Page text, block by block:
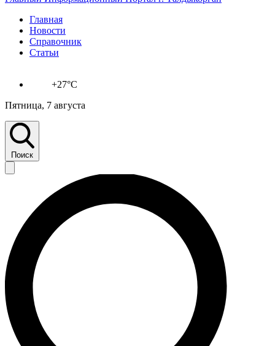
Главная
Новости
Справочник
Статьи
+27°C
Пятница, 7 августа
Поиск